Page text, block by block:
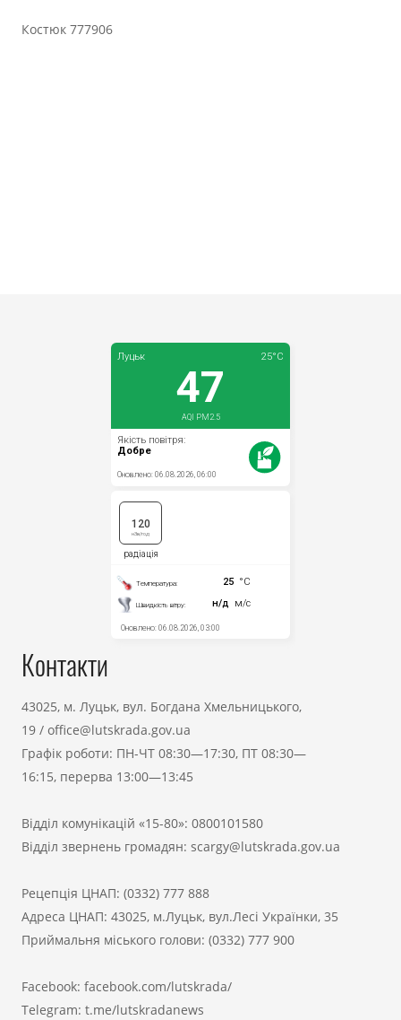
Костюк 777906
Контакти
43025, м. Луцьк, вул. Богдана Хмельницького,
19 / office@lutskrada.gov.ua
Графік роботи: ПН-ЧТ 08:30—17:30, ПТ 08:30—
16:15, перерва 13:00—13:45
Відділ комунікацій «15-80»: 0800101580
Відділ звернень громадян: scargy@lutskrada.gov.ua
Рецепція ЦНАП: (0332) 777 888
Адреса ЦНАП: 43025, м.Луцьк, вул.Лесі Українки, 35
Приймальня міського голови: (0332) 777 900
Facebook: facebook.com/lutskrada/
Telegram: t.me/lutskradanews